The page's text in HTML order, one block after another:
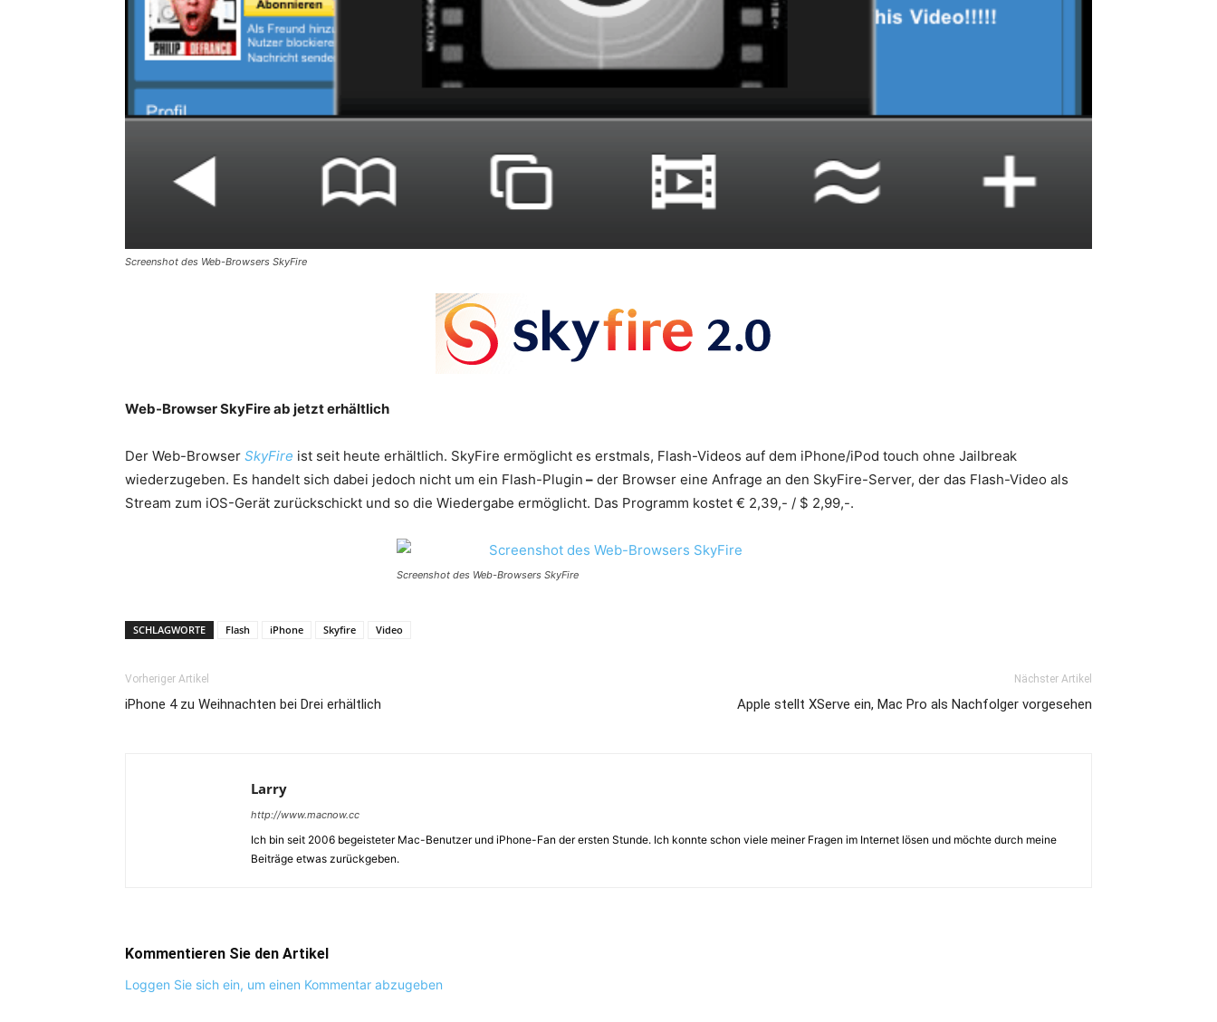
Screenshot des Web-Browsers SkyFire
Web-Browser SkyFire ab jetzt erhältlich
Der Web-Browser SkyFire ist seit heute erhältlich. SkyFire ermöglicht es erstmals, Flash-Videos auf dem iPhone/iPod touch ohne Jailbreak
wiederzugeben. Es handelt sich dabei jedoch nicht um ein Flash-Plugin – der Browser eine Anfrage an den SkyFire-Server, der das Flash-Video als
Stream zum iOS-Gerät zurückschickt und so die Wiedergabe ermöglicht. Das Programm kostet € 2,39,- / $ 2,99,-.
Screenshot des Web-Browsers SkyFire
SCHLAGWORTE Flash iPhone Skyfire Video
Vorheriger Artikel
iPhone 4 zu Weihnachten bei Drei erhältlich
Nächster Artikel
Apple stellt XServe ein, Mac Pro als Nachfolger vorgesehen
Larry
http://www.macnow.cc
Ich bin seit 2006 begeisteter Mac-Benutzer und iPhone-Fan der ersten Stunde. Ich konnte schon viele meiner Fragen im Internet lösen und möchte durch meine
Beiträge etwas zurückgeben.
Kommentieren Sie den Artikel
Loggen Sie sich ein, um einen Kommentar abzugeben